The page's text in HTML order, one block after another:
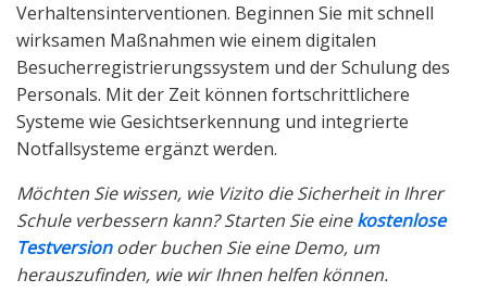
Verhaltensinterventionen. Beginnen Sie mit schnell
wirksamen Maßnahmen wie einem digitalen
Besucherregistrierungssystem und der Schulung des
Personals. Mit der Zeit können fortschrittlichere
Systeme wie Gesichtserkennung und integrierte
Notfallsysteme ergänzt werden.
Möchten Sie wissen, wie Vizito die Sicherheit in Ihrer
Schule verbessern kann? Starten Sie einekostenlose
Testversionoder buchen Sie eine Demo, um
herauszufinden, wie wir Ihnen helfen können.